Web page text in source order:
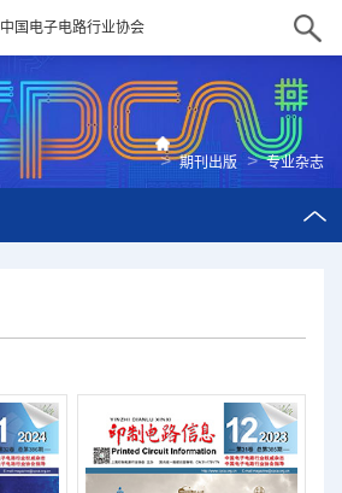
中国电子电路行业协会
> 期刊出版 > 专业杂志